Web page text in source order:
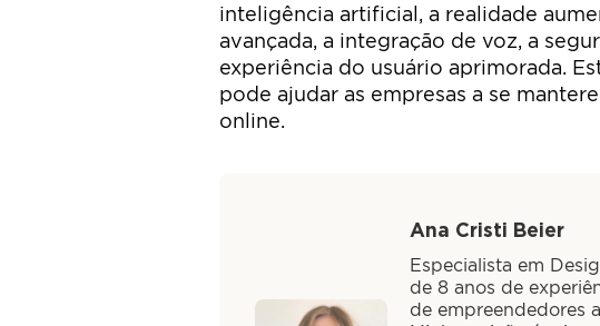
inteligência artificial, a realidade
avançada, a integração de voz, a
experiência do usuário aprimorada.
pode ajudar as empresas a se
online.
Ana Cristi Beier
Especialista em
de 8 anos de
de empreendedores